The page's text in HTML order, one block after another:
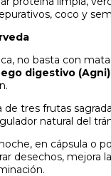
coco y
no basta con
digestivo (Agni)
tres frutas
natural del
en cápsula o
desechos, mejora